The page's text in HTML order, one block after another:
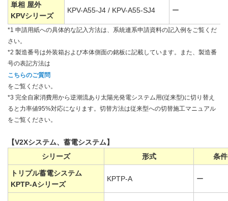
単相 屋外
KPVシリーズ
KPV-A55-J4 / KPV-A55-SJ4 ー
*1 申請用紙への具体的な記入方法は、系統連系申請資料の記入例をご覧くだ
さい。
*2 製造番号は外装箱および本体側面の銘板に記載しています。また、製造番
号の表記方法は
こちらのご質問
をご覧ください。
*3 完全自家消費用から逆潮流あり太陽光発電システム用(従来型)に切り替え
ると力率値95%対応になります。切替方法は従来型への切替施工マニュアル
をご覧ください。
【V2Xシステム、蓄電システム】
シリーズ
形式 条件
トリプル蓄電システム
KPTP-Aシリーズ
KPTP-A ー